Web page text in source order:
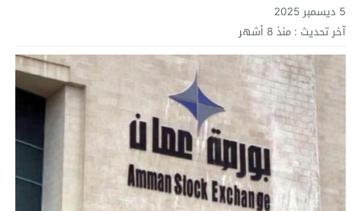
5 ديسمبر 2025
آخر تحديث : منذ 8 أشهر